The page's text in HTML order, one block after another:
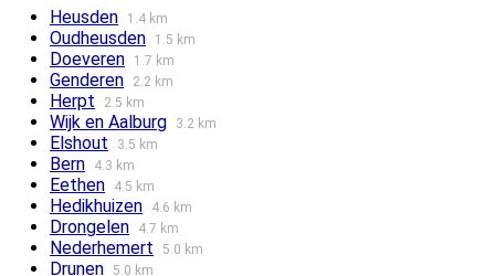
Heusden
1.4 km
Oudheusden 1.5 km
Doeveren 1.7 km
Genderen 2.2 km
Herpt 2.5 km
Wijk en Aalburg 3.2 km
Elshout 3.5 km
Bern 4.3 km
Eethen 4.5 km
Hedikhuizen 4.6 km
Drongelen 4.7 km
Nederhemert 5.0 km
Drunen 5.0 km